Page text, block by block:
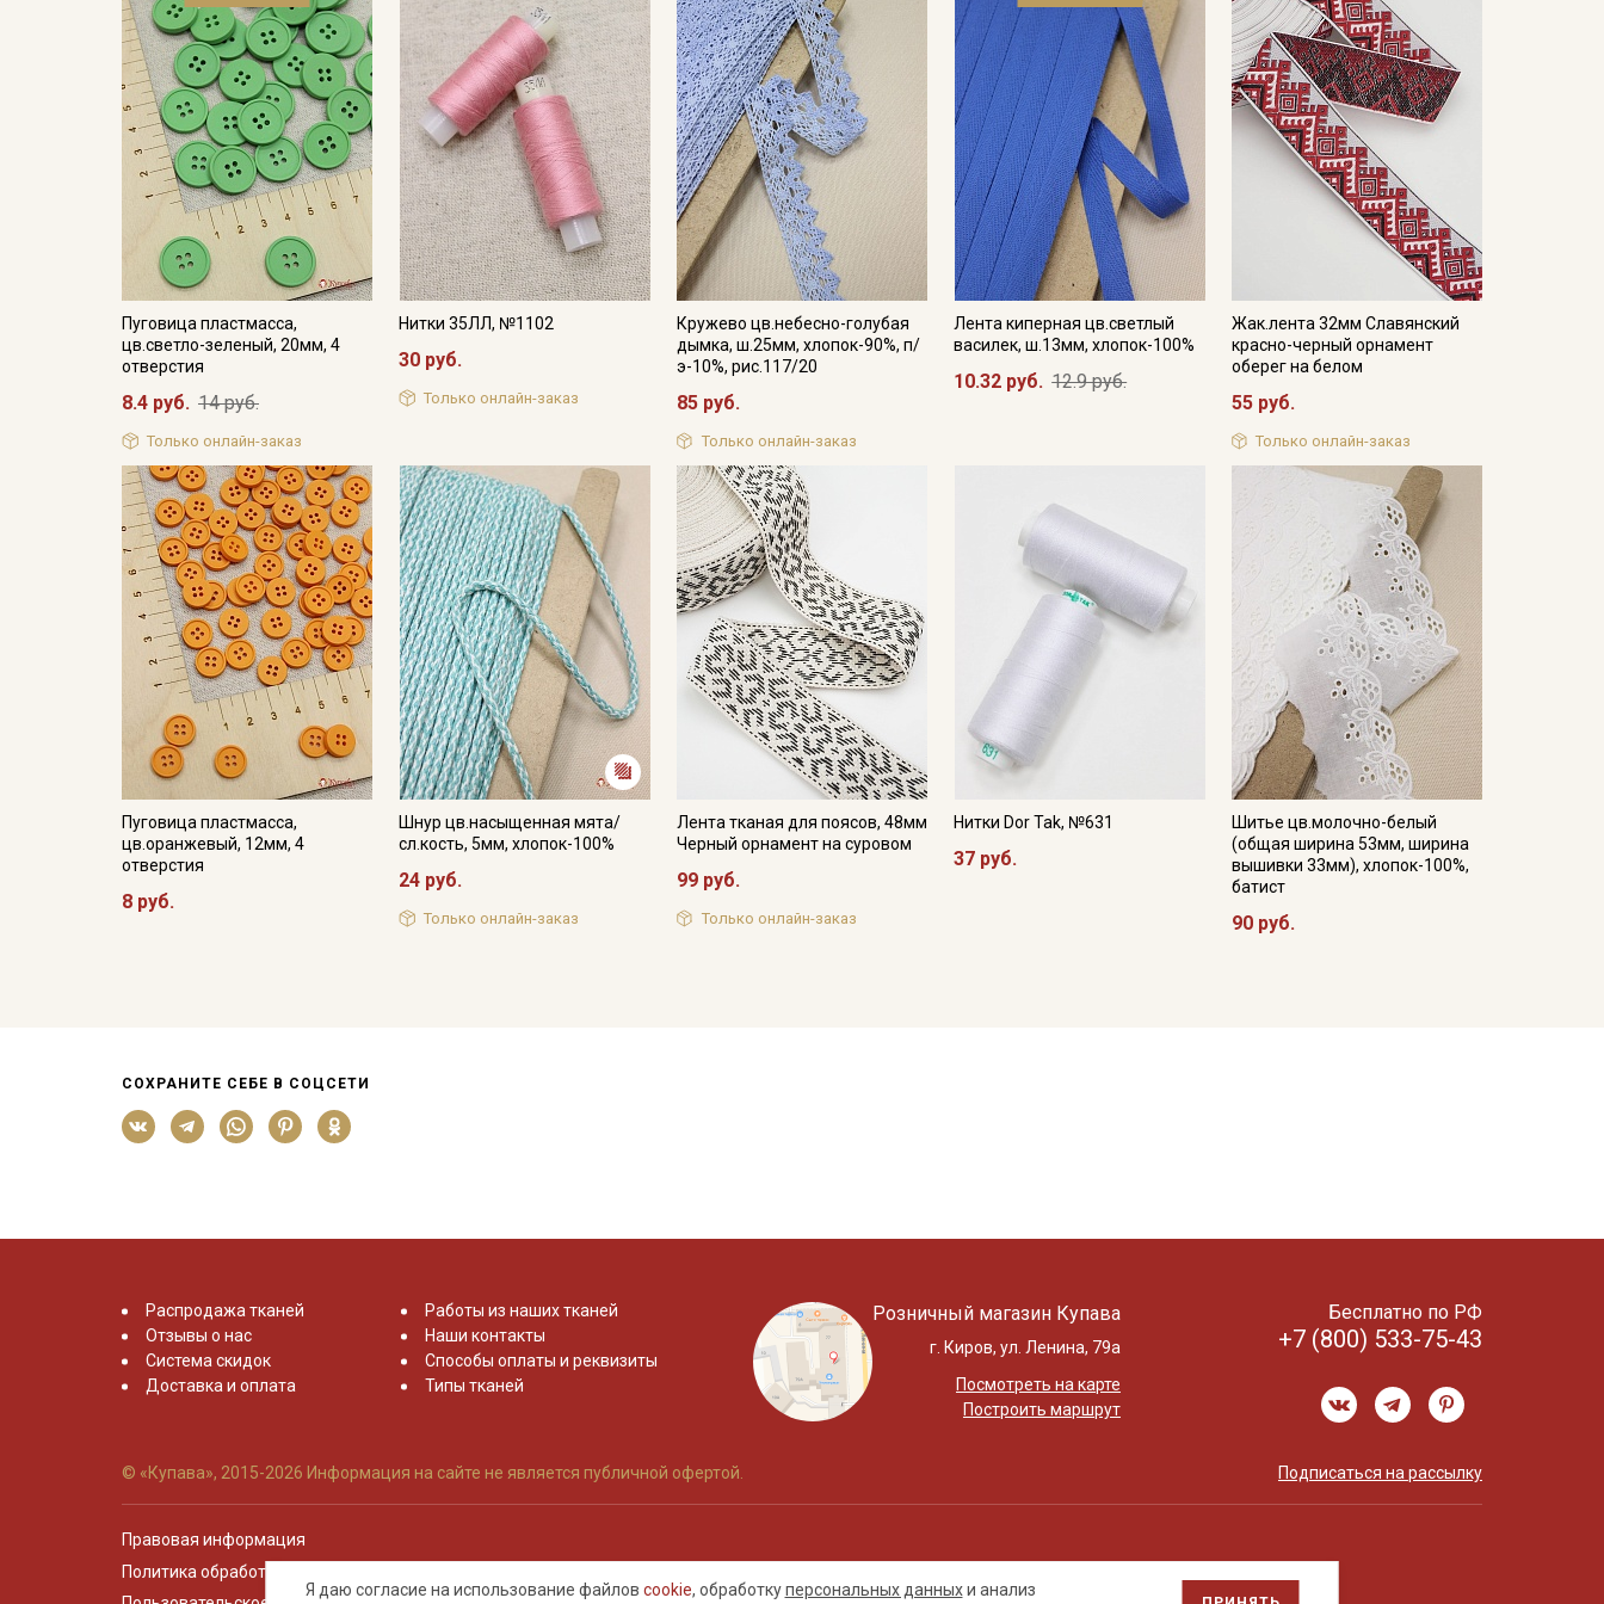
Пуговица пластмасса,
цв.светло-зеленый, 20мм, 4
отверстия
8.4 руб. 14 руб.
Только онлайн-заказ
Нитки 35ЛЛ, №1102
30 руб.
Только онлайн-заказ
Кружево цв.небесно-голубая
дымка, ш.25мм, хлопок-90%, п/
э-10%, рис.117/20
85 руб.
Только онлайн-заказ
Лента киперная цв.светлый
василек, ш.13мм, хлопок-100%
10.32 руб. 12.9 руб.
Жак.лента 32мм Славянский
красно-черный орнамент
оберег на белом
55 руб.
Только онлайн-заказ
Пуговица пластмасса,
цв.оранжевый, 12мм, 4
отверстия
8 руб.
Шнур цв.насыщенная мята/
сл.кость, 5мм, хлопок-100%
24 руб.
Только онлайн-заказ
Лента тканая для поясов, 48мм
Черный орнамент на суровом
99 руб.
Только онлайн-заказ
Нитки Dor Tak, №631
37 руб.
Шитье цв.молочно-белый
(общая ширина 53мм, ширина
вышивки 33мм), хлопок-100%,
батист
90 руб.
СОХРАНИТЕ СЕБЕ В СОЦСЕТИ
Я даю согласие на использование файлов cookie, обработкуперсональных данныхи анализ
Распродажа тканей
Отзывы о нас
Система скидок
Доставка и оплата
Работы из наших тканей
Наши контакты
Способы оплаты и реквизиты
Типы тканей
Розничный магазин Купава
г. Киров, ул. Ленина, 79а
Посмотреть на карте
Построить маршрут
Бесплатно по РФ
+7 (800) 533-75-43
© «Купава», 2015-2026 Информация на сайте не является публичной офертой. Подписаться на рассылку
Правовая информация
Политика обработки персональных данных
Подписаться
Ознакомлен(а) сПолитикой обработки персональных
данных
и даюСогласие на обработку персональных
данных
ДаюСогласие на получение рекламных и
информационных рассылок